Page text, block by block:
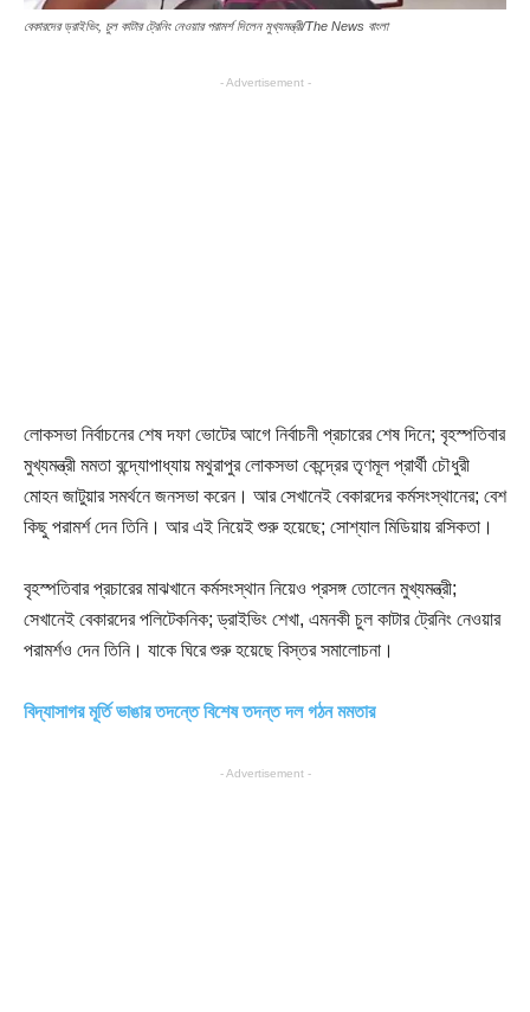
বেকারদের ড্রাইভিং, চুল কাটার ট্রেনিং নেওয়ার পরামর্শ দিলেন মুখ্যমন্ত্রী/The News বাংলা
- Advertisement -
লোকসভা নির্বাচনের শেষ দফা ভোটের আগে নির্বাচনী প্রচারের শেষ দিনে; বৃহস্পতিবার
মুখ্যমন্ত্রী মমতা বন্দ্যোপাধ্যায় মথুরাপুর লোকসভা কেন্দ্রের তৃণমূল প্রার্থী চৌধুরী
মোহন জাটুয়ার সমর্থনে জনসভা করেন। আর সেখানেই বেকারদের কর্মসংস্থানের; বেশ
কিছু পরামর্শ দেন তিনি। আর এই নিয়েই শুরু হয়েছে; সোশ্যাল মিডিয়ায় রসিকতা।
বৃহস্পতিবার প্রচারের মাঝখানে কর্মসংস্থান নিয়েও প্রসঙ্গ তোলেন মুখ্যমন্ত্রী;
সেখানেই বেকারদের পলিটেকনিক; ড্রাইভিং শেখা, এমনকী চুল কাটার ট্রেনিং নেওয়ার
পরামর্শও দেন তিনি। যাকে ঘিরে শুরু হয়েছে বিস্তর সমালোচনা।
বিদ্যাসাগর মূর্তি ভাঙার তদন্তে বিশেষ তদন্ত দল গঠন মমতার
- Advertisement -